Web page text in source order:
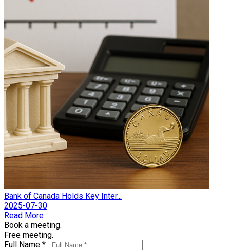
Bank of Canada Holds Key Inter...
2025-07-30
Read More
Book a meeting.
Free meeting.
Full Name *